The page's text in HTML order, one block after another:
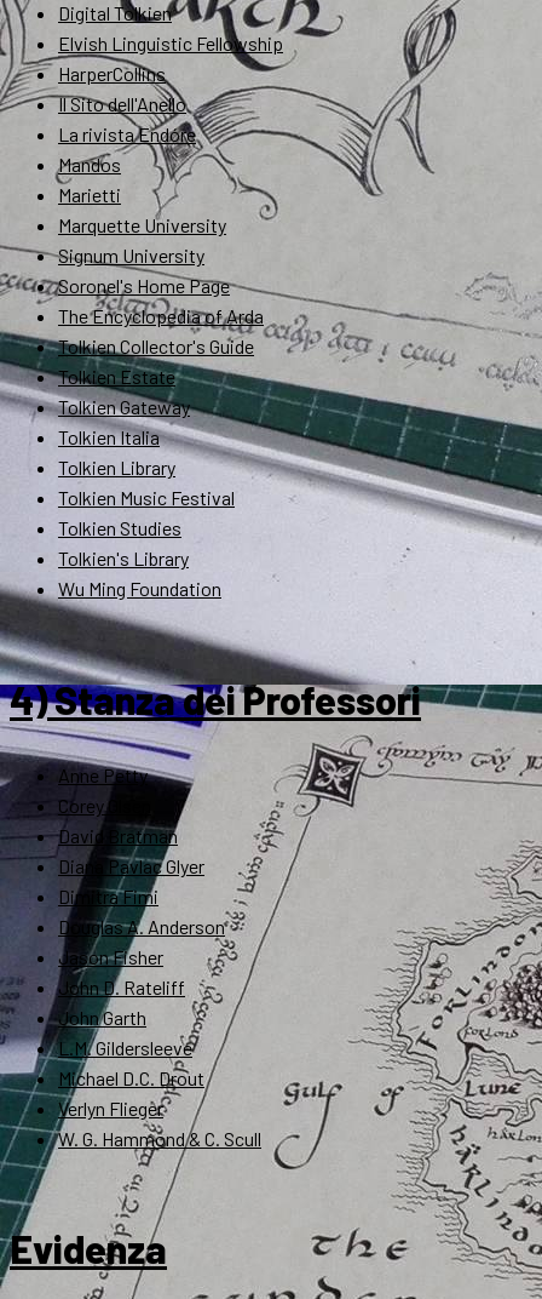
Digital Tolkien
Elvish Linguistic Fellowship
HarperCollins
Il Sito dell'Anello
La rivista Endóre
Mandos
Marietti
Marquette University
Signum University
Soronel's Home Page
The Encyclopedia of Arda
Tolkien Collector's Guide
Tolkien Estate
Tolkien Gateway
Tolkien Italia
Tolkien Library
Tolkien Music Festival
Tolkien Studies
Tolkien's Library
Wu Ming Foundation
4) Stanza dei Professori
Anne Petty
Corey Olsen
David Bratman
Diana Pavlac Glyer
Dimitra Fimi
Douglas A. Anderson
Jason Fisher
John D. Rateliff
John Garth
L.M. Gildersleeve
Michael D.C. Drout
Verlyn Flieger
W. G. Hammond & C. Scull
Evidenza